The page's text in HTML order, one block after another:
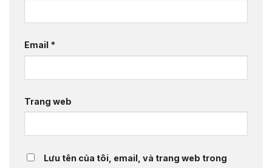
Email *
Trang web
Lưu tên của tôi, email, và trang web trong